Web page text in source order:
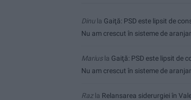
Dinu la Gaiţă: PSD este lipsit de
Nu am crescut în sisteme de
Mariusla Gaiţă: PSD este lipsit de
Nu am crescut în sisteme de
Razla Relansarea siderurgiei în